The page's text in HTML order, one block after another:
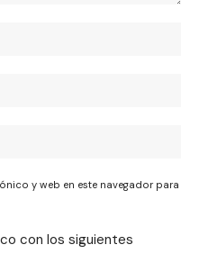
y web en este navegador para
con los siguientes